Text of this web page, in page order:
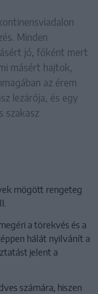
Minden
jó, főként mert
másért hajtok,
az érem
lezárója, és egy
szakasz
mögött rengeteg
a törekvés és a
hálát nyilvánít a
jelent a
számára, hiszen